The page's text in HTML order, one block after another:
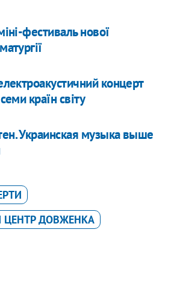
фестиваль нової
концерт
країн світу
Украинская музыка выше
ЦЕНТР ДОВЖЕНКА